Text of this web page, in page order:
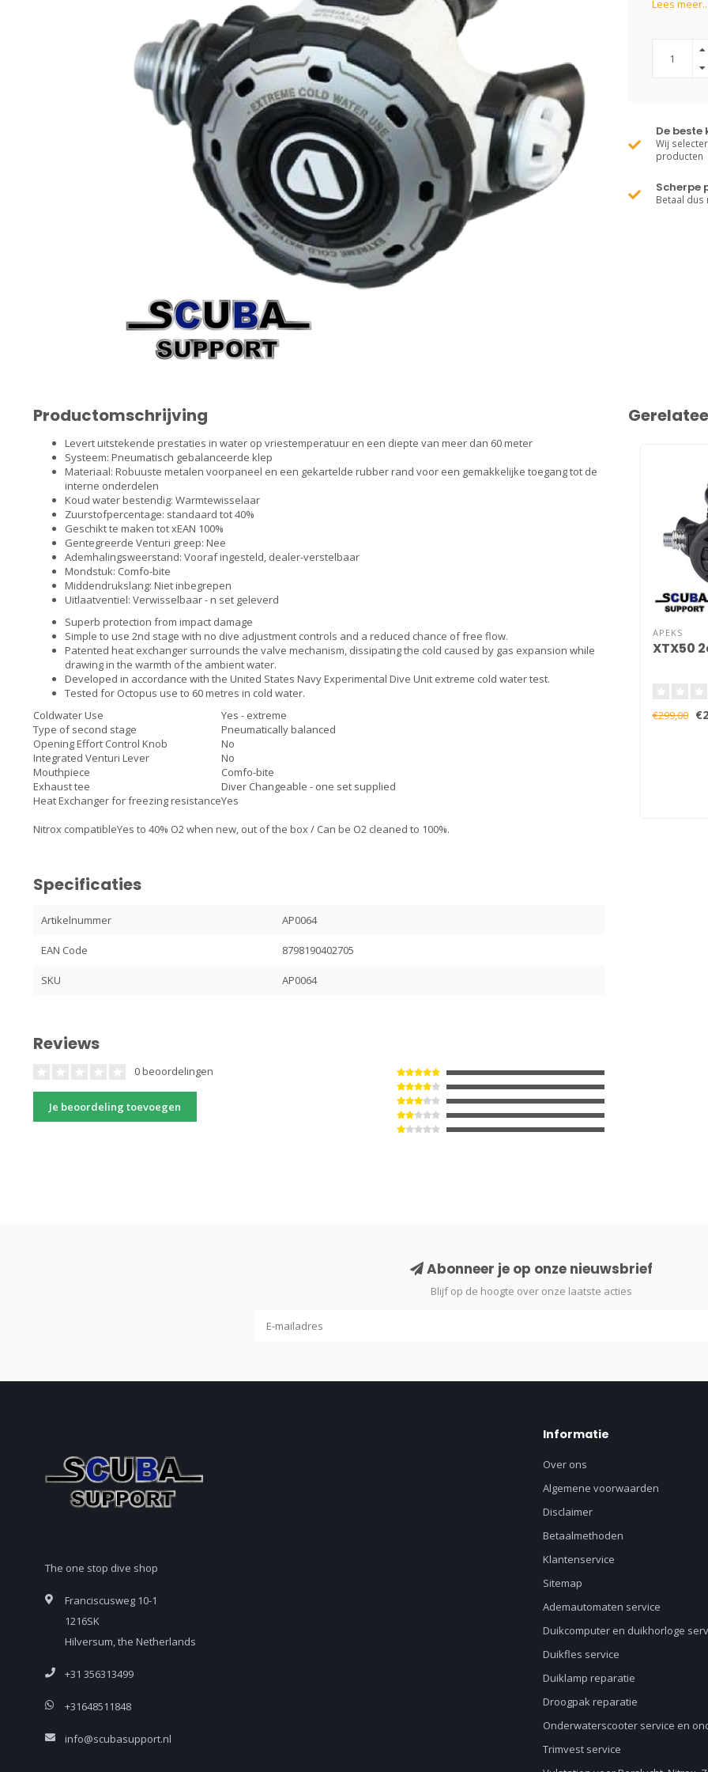
Lees meer..
De beste
Wij
producten
Scherpe
Betaal dus
Productomschrijving
Levert uitstekende prestaties in water op vriestemperatuur en een diepte van meer dan 60 meter
Systeem: Pneumatisch gebalanceerde klep
Materiaal: Robuuste metalen voorpaneel en een gekartelde rubber rand voor een gemakkelijke toegang tot de
interne onderdelen
Koud water bestendig: Warmtewisselaar
Zuurstofpercentage: standaard tot 40%
Geschikt te maken tot xEAN 100%
Gentegreerde Venturi greep: Nee
Ademhalingsweerstand: Vooraf ingesteld, dealer-verstelbaar
Mondstuk: Comfo-bite
Middendrukslang: Niet inbegrepen
Uitlaatventiel: Verwisselbaar - n set geleverd
Superb protection from impact damage
Simple to use 2nd stage with no dive adjustment controls and a reduced chance of free flow.
Patented heat exchanger surrounds the valve mechanism, dissipating the cold caused by gas expansion while
drawing in the warmth of the ambient water.
Developed in accordance with the United States Navy Experimental Dive Unit extreme cold water test.
Tested for Octopus use to 60 metres in cold water.
Coldwater Use
Yes - extreme
Type of second stage
Pneumatically balanced
Opening Effort Control Knob
No
Integrated Venturi Lever
No
Mouthpiece
Comfo-bite
Exhaust tee
Diver Changeable - one set supplied
Heat Exchanger for freezing resistanceYes
Nitrox compatibleYes to 40% O2 when new, out of the box / Can be O2 cleaned to 100%.
Specificaties
Artikelnummer AP0064
EAN Code 8798190402705
SKU AP0064
Reviews
0 beoordelingen
Je beoordeling toevoegen
APEKS
XTX50
€299,00
Abonneer je op onze nieuwsbrief
Blijf op de hoogte over onze laatste acties
The one stop dive shop
Franciscusweg 10-1
1216SK
Hilversum, the Netherlands
+31 356313499
+31648511848
info@scubasupport.nl
Informatie
Over ons
Algemene voorwaarden
Disclaimer
Betaalmethoden
Klantenservice
Sitemap
Ademautomaten service
Duikcomputer en duikhorloge
Duikfles service
Duiklamp reparatie
Droogpak reparatie
Onderwaterscooter service en
Trimvest service